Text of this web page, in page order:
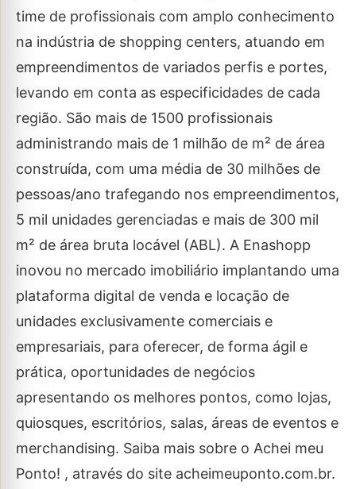
time de profissionais com amplo conhecimento
na indústria de shopping centers, atuando em
empreendimentos de variados perfis e portes,
levando em conta as especificidades de cada
região. São mais de 1500 profissionais
administrando mais de 1 milhão de m² de área
construída, com uma média de 30 milhões de
pessoas/ano trafegando nos empreendimentos,
5 mil unidades gerenciadas e mais de 300 mil
m² de área bruta locável (ABL). A Enashopp
inovou no mercado imobiliário implantando uma
plataforma digital de venda e locação de
unidades exclusivamente comerciais e
empresariais, para oferecer, de forma ágil e
prática, oportunidades de negócios
apresentando os melhores pontos, como lojas,
quiosques, escritórios, salas, áreas de eventos e
merchandising. Saiba mais sobre o Achei meu
Ponto! , através do site acheimeuponto.com.br.